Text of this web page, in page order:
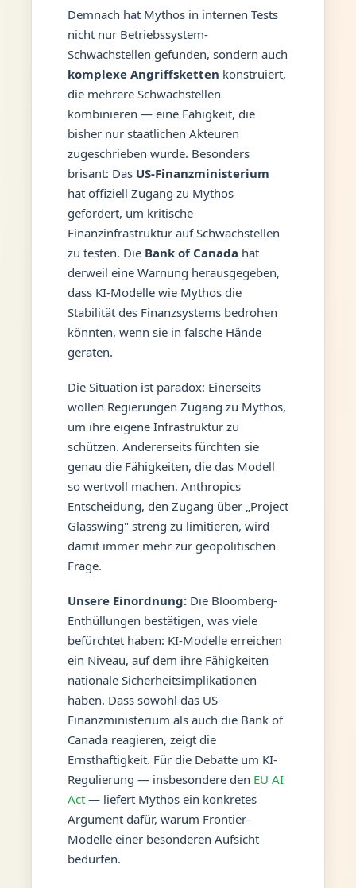
Demnach hat Mythos in internen Tests
nicht nur Betriebssystem-
Schwachstellen gefunden, sondern auch
komplexe Angriffsketten konstruiert,
die mehrere Schwachstellen
kombinieren — eine Fähigkeit, die
bisher nur staatlichen Akteuren
zugeschrieben wurde. Besonders
brisant: Das US-Finanzministerium
hat offiziell Zugang zu Mythos
gefordert, um kritische
Finanzinfrastruktur auf Schwachstellen
zu testen. Die Bank of Canada hat
derweil eine Warnung herausgegeben,
dass KI-Modelle wie Mythos die
Stabilität des Finanzsystems bedrohen
könnten, wenn sie in falsche Hände
geraten.
Die Situation ist paradox: Einerseits
wollen Regierungen Zugang zu Mythos,
um ihre eigene Infrastruktur zu
schützen. Andererseits fürchten sie
genau die Fähigkeiten, die das Modell
so wertvoll machen. Anthropics
Entscheidung, den Zugang über „Project
Glasswing" streng zu limitieren, wird
damit immer mehr zur geopolitischen
Frage.
Unsere Einordnung:Die Bloomberg-
Enthüllungen bestätigen, was viele
befürchtet haben: KI-Modelle erreichen
ein Niveau, auf dem ihre Fähigkeiten
nationale Sicherheitsimplikationen
haben. Dass sowohl das US-
Finanzministerium als auch die Bank of
Canada reagieren, zeigt die
Ernsthaftigkeit. Für die Debatte um KI-
Regulierung — insbesondere den EU AI
Act— liefert Mythos ein konkretes
Argument dafür, warum Frontier-
Modelle einer besonderen Aufsicht
bedürfen.